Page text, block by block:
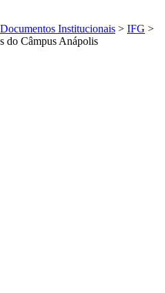
Documentos Institucionais > IFG >
do Câmpus Anápolis